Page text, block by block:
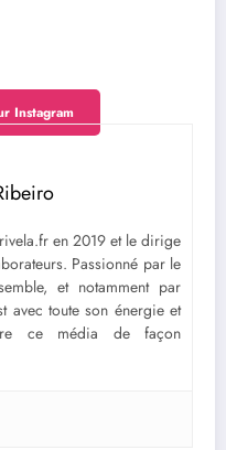
Instagram
en 2019 et le dirige
Passionné par le
et notamment par
avec toute son énergie et
ce média de façon